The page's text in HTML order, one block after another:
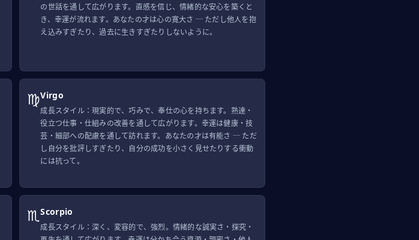
の世話を通して広がります。直感を信じ、情緒的な安心を築くと
き、幸運が流れます。あなたの才は心の寛大さ ─ ただし他人を抱
え込みすぎたり、過去に生きすぎたりしないように。
♍Virgo
成長スタイル：現実的で、巧みで、奉仕の心を持ちます。熟達・
役立つ仕事・仕組みの改善を通して広がります。幸運は健康・技
芸・細部への配慮を通して訪れます。あなたの才は有能さ ─ ただ
し自分を批評しすぎたり、自分の成功を小さく見せたりする衝動
には抗って。
♏Scorpio
成長スタイル：深く、変容的で、強烈。情緒的な誠実さ・探究・